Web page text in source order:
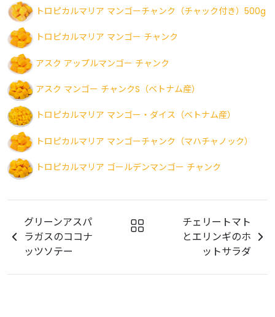
トロピカルマリア マンゴーチャンク（チャック付き）500g
トロピカルマリア マンゴー チャンク
アスク アップルマンゴー チャンク
アスク マンゴー チャンクS（ベトナム産）
トロピカルマリア マンゴー・ダイス（ベトナム産）
トロピカルマリア マンゴーチャンク（マハチャノック）
トロピカルマリア ゴールデンマンゴー チャンク
グリーンアスパ
ラガスのココナ
ッツソテー
チェリートマト
とエリンギのホ
ットサラダ